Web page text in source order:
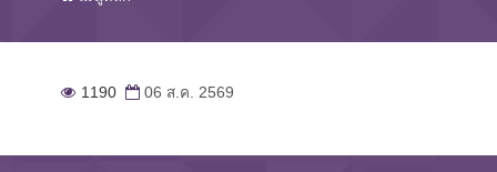
1190 06 ส.ค. 2569